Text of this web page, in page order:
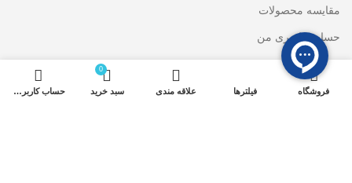
مقایسه محصولات
حساب کاربری من
سبد خرید
فروشگاه فیلترها علاقه مندی
0
سبد خرید حساب کاربری من